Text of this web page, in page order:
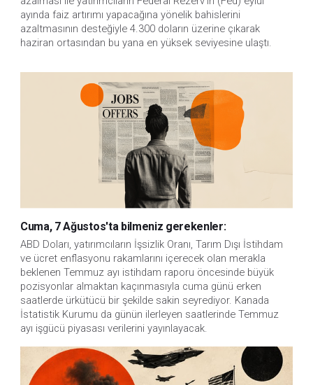
ayında faiz artırımı yapacağına yönelik bahislerini
azaltmasının desteğiyle 4.300 doların üzerine çıkarak
haziran ortasından bu yana en yüksek seviyesine ulaştı.
Cuma, 7 Ağustos'ta bilmeniz gerekenler:
ABD Doları, yatırımcıların İşsizlik Oranı, Tarım Dışı İstihdam
ve ücret enflasyonu rakamlarını içerecek olan merakla
beklenen Temmuz ayı istihdam raporu öncesinde büyük
pozisyonlar almaktan kaçınmasıyla cuma günü erken
saatlerde ürkütücü bir şekilde sakin seyrediyor. Kanada
İstatistik Kurumu da günün ilerleyen saatlerinde Temmuz
ayı işgücü piyasası verilerini yayınlayacak.